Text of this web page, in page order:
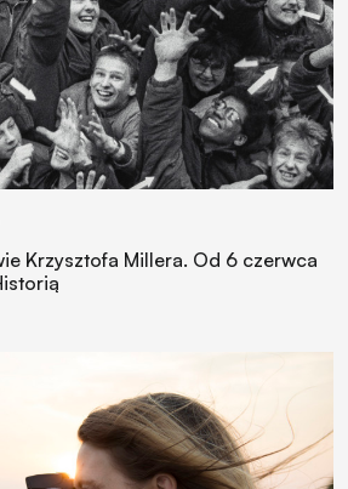
Krzysztofa Millera. Od 6 czerwca